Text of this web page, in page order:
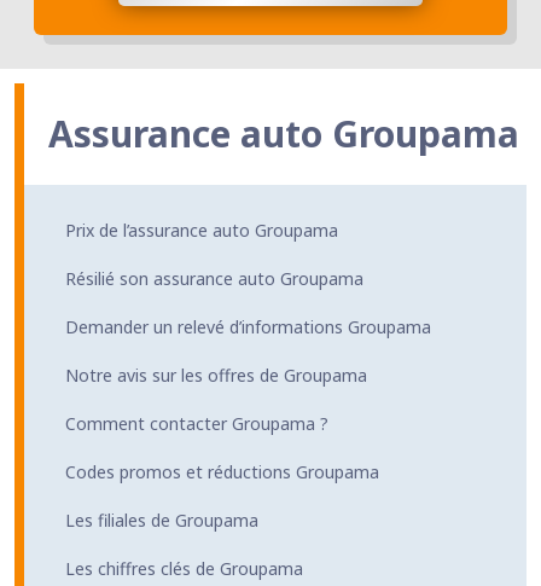
Assurance auto Groupama
Prix de l’assurance auto Groupama
Résilié son assurance auto Groupama
Demander un relevé d’informations Groupama
Notre avis sur les offres de Groupama
Comment contacter Groupama ?
Codes promos et réductions Groupama
Les filiales de Groupama
Les chiffres clés de Groupama